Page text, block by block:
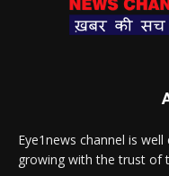
Eye1news channel is
growing with the trust of